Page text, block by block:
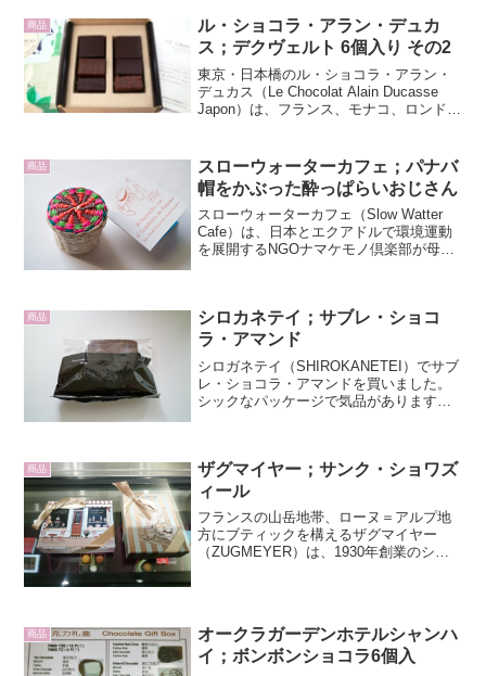
商品
ル・ショコラ・アラン・デュカ
ス；デクヴェルト 6個入り その2
東京・日本橋のル・ショコラ・アラン・
デュカス（Le Chocolat Alain Ducasse
Japon）は、フランス、モナコ、ロンドン
掛けたチョコレ...
商品
スローウォーターカフェ；パナバ
帽をかぶった酔っぱらいおじさん
スローウォーターカフェ（Slow Watter
Cafe）は、日本とエクアドルで環境運動
を展開するNGOナマケモノ倶楽部が母体
ウォー...
商品
シロカネテイ；サブレ・ショコ
ラ・アマンド
シロガネテイ（SHIROKANETEI）でサブ
レ・ショコラ・アマンドを買いました。
シックなパッケージで気品があります
ドケーキを思わせ...
商品
ザグマイヤー；サンク・ショワズ
ィール
フランスの山岳地帯、ローヌ＝アルプ地
方にブティックを構えるザグマイヤー
（ZUGMEYER）は、1930年創業のショ
商品
オークラガーデンホテルシャンハ
イ；ボンボンショコラ6個入